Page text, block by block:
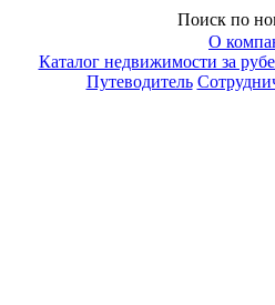
Поиск по
О
Каталог недвижимости за
Путеводитель